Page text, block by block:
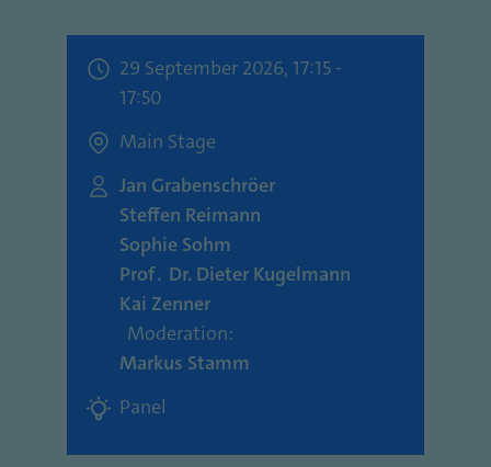
29 September 2026, 17:15 -
17:50
Main Stage
Jan Grabenschröer
Steffen Reimann
Sophie Sohm
Prof․ Dr. Dieter Kugelmann
Kai Zenner
Moderation:
Markus Stamm
Panel